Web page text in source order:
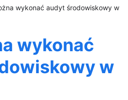
wykonać audyt środowiskowy w
wykonać
w